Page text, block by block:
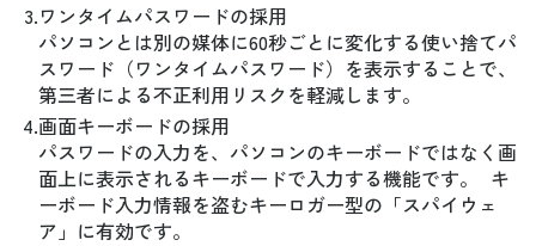
3.ワンタイムパスワードの採用
パソコンとは別の媒体に60秒ごとに変化する使い捨てパ
スワード（ワンタイムパスワード）を表示することで、
第三者による不正利用リスクを軽減します。
4.画面キーボードの採用
パスワードの入力を、パソコンのキーボードではなく画
面上に表示されるキーボードで入力する機能です。 キ
ーボード入力情報を盗むキーロガー型の「スパイウェ
ア」に有効です。